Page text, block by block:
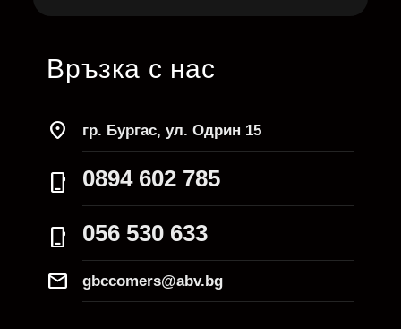
Връзка с нас
location_on гр. Бургас, ул. Одрин 15
phone_iphone 0894 602 785
phone_iphone 056 530 633
Mail gbccomers@abv.bg